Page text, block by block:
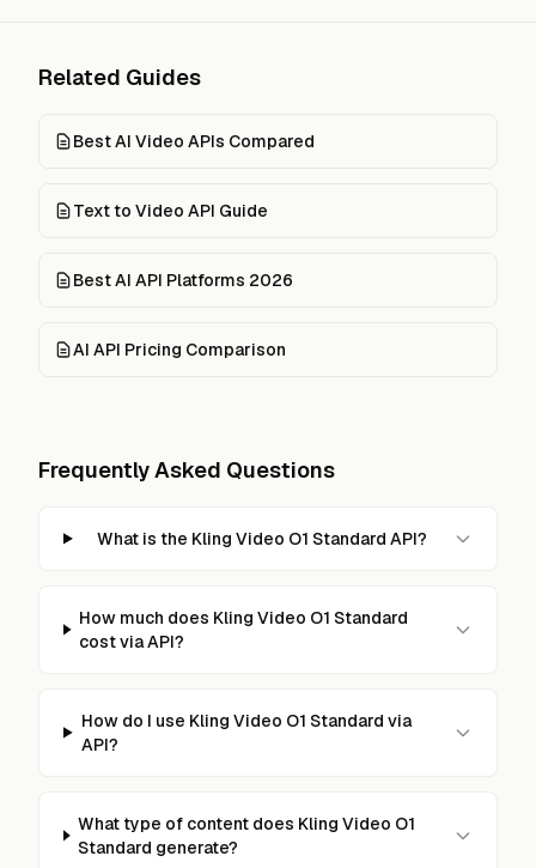
Related Guides
Best AI Video APIs Compared
Text to Video API Guide
Best AI API Platforms 2026
AI API Pricing Comparison
Frequently Asked Questions
What is the Kling Video O1 Standard API?
How much does Kling Video O1 Standard
cost via API?
How do I use Kling Video O1 Standard via
API?
What type of content does Kling Video O1
Standard generate?